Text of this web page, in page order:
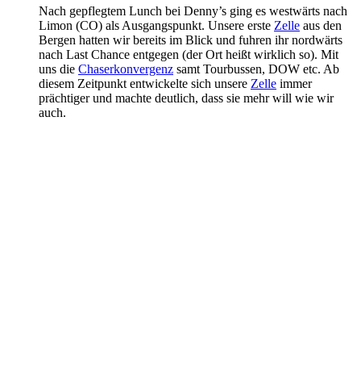
Nach gepflegtem Lunch bei Denny’s ging es westwärts nach
Limon (CO) als Ausgangspunkt. Unsere erste Zelle aus den
Bergen hatten wir bereits im Blick und fuhren ihr nordwärts
nach Last Chance entgegen (der Ort heißt wirklich so). Mit
uns die Chaserkonvergenz samt Tourbussen, DOW etc. Ab
diesem Zeitpunkt entwickelte sich unsere Zelle immer
prächtiger und machte deutlich, dass sie mehr will wie wir
auch.